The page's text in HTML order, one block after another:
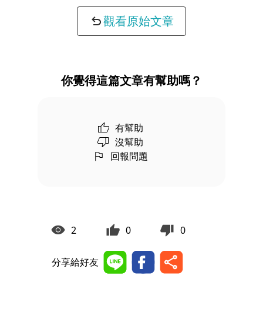
觀看原始文章
你覺得這篇文章有幫助嗎？
有幫助
沒幫助
回報問題
2 0 0
分享給好友